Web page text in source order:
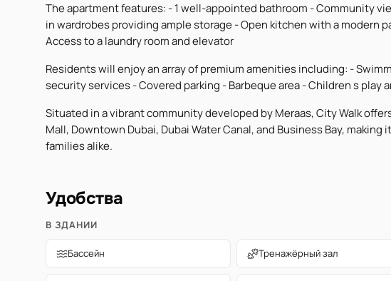
The apartment features: - 1 well-appointed bathroom - Community
in wardrobes providing ample storage - Open kitchen with a modern
Access to a laundry room and elevator
Residents will enjoy an array of premium amenities including: -
security services - Covered parking - Barbeque area - Children s play
Situated in a vibrant community developed by Meraas, City Walk
Mall, Downtown Dubai, Dubai Water Canal, and Business Bay,
families alike.
Удобства
В ЗДАНИИ
Бассейн Тренажёрный зал